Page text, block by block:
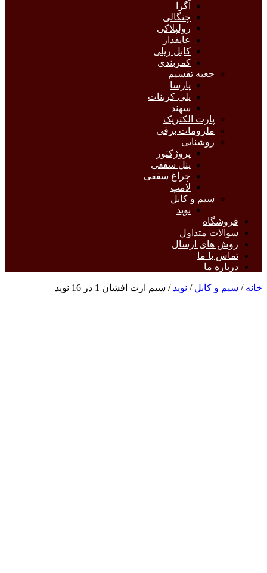
آگرا
چنگالی
رولپلاکی
عایقدار
کابل ریلی
کمربندی
جعبه تقسیم
پارسا
پلی کربنات
سهند
پارت الکتریک
ملزومات برقی
روشنایی
پروژکتور
پنل سقفی
چراغ سقفی
لامپ
سیم و کابل
نوید
فروشگاه
سوالات متداول
روش های ارسال
تماس با ما
درباره ما
خانه / سیم و کابل / نوید / سیم ارت افشان 1 در 16 نوید